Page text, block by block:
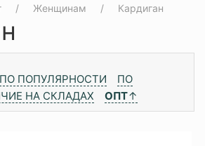
Женщинам Кардиган
ПО ПОПУЛЯРНОСТИ
ПО
НА СКЛАДАХ ОПТ↑